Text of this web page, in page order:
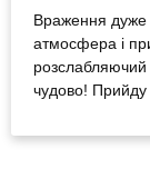
Враження дуже
атмосфера і
розслабляючий
чудово!